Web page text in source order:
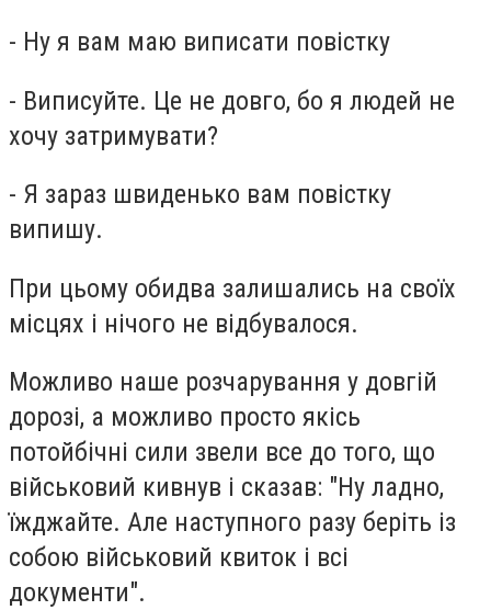
- Ну я вам маю виписати повістку
- Виписуйте. Це не довго, бо я людей не
хочу затримувати?
- Я зараз швиденько вам повістку
випишу.
При цьому обидва залишались на своїх
місцях і нічого не відбувалося.
Можливо наше розчарування у довгій
дорозі, а можливо просто якісь
потойбічні сили звели все до того, що
військовий кивнув і сказав: "Ну ладно,
їжджайте. Але наступного разу беріть із
собою військовий квиток і всі
документи".